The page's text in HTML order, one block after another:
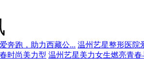
奔跑，助力西藏公... 温州艺星整形医院
时尚美力型 温州艺星美力女生燃亮青春